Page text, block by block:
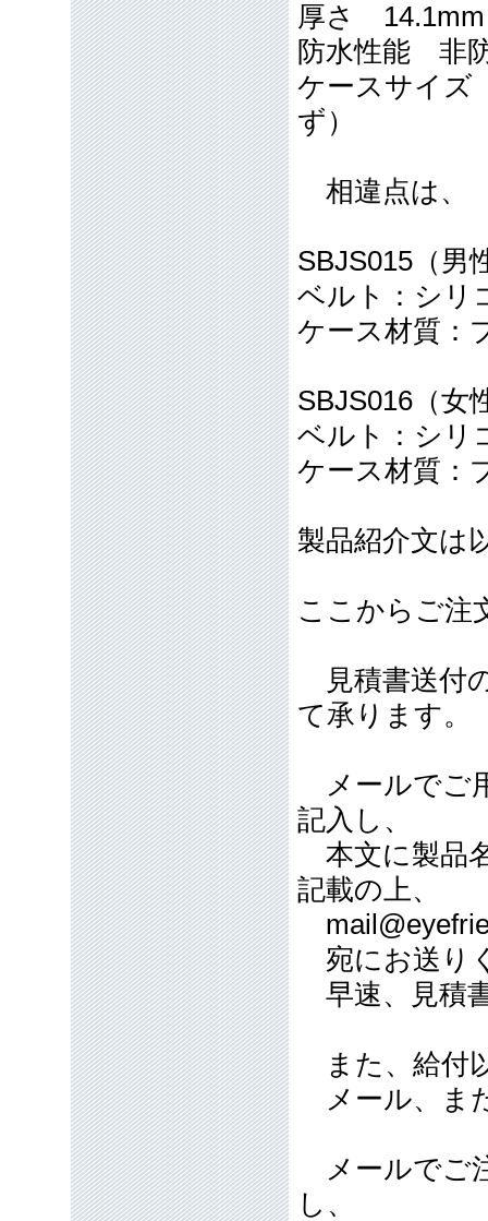
厚さ 14.1mm
防水性能 非
ケースサイズ
ず）
相違点は、
SBJS015（男
ベルト：シリ
ケース材質：
SBJS016（女
ベルト：シリ
ケース材質：
製品紹介文は
ここからご注
見積書送付
て承ります。
メールでご
記入し、
本文に製品
記載の上、
宛にお送り
早速、見積
また、給付
メール、ま
メールでご
し、